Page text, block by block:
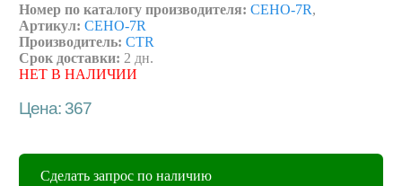
Номер по каталогу производителя: CEHO-7R,
Артикул: CEHO-7R
Производитель: CTR
Срок доставки: 2 дн.
НЕТ В НАЛИЧИИ
Цена: 367
Сделать запрос по наличию